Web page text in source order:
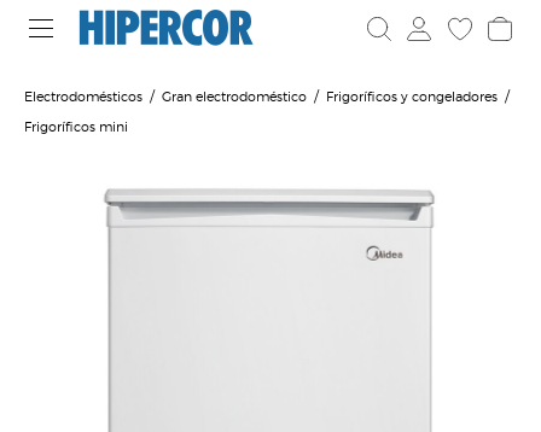
Electrodomésticos Gran electrodoméstico
Frigoríficos y congeladores
Frigoríficos mini